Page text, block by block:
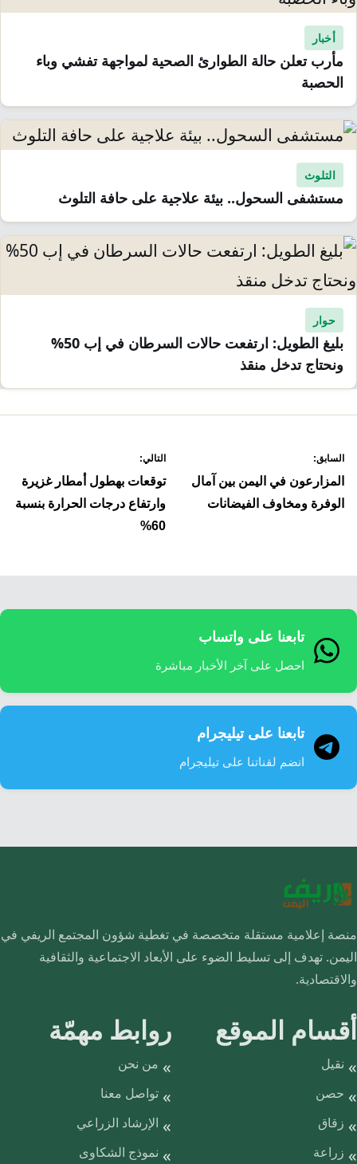
أخبار
مأرب تعلن حالة الطوارئ الصحية لمواجهة تفشي وباء
الحصبة
التلوث
مستشفى السحول.. بيئة علاجية على حافة التلوث
حوار
بليغ الطويل: ارتفعت حالات السرطان في إب 50%
ونحتاج تدخل منقذ
المقالات
السابق:
المزارعون في اليمن بين آمال
الوفرة ومخاوف الفيضانات
التالي:
توقعات بهطول أمطار غزيرة
وارتفاع درجات الحرارة بنسبة
60%
تابعنا على واتساب
احصل على آخر الأخبار مباشرة
تابعنا على تيليجرام
انضم لقناتنا على تيليجرام
منصة إعلامية مستقلة متخصصة في تغطية شؤون المجتمع الريفي في
اليمن. تهدف إلى تسليط الضوء على الأبعاد الاجتماعية والثقافية
والاقتصادية.
أقسام الموقع
نقيل
حصن
زقاق
زراعة
روابط مهمّة
من نحن
تواصل معنا
الإرشاد الزراعي
نموذج الشكاوى